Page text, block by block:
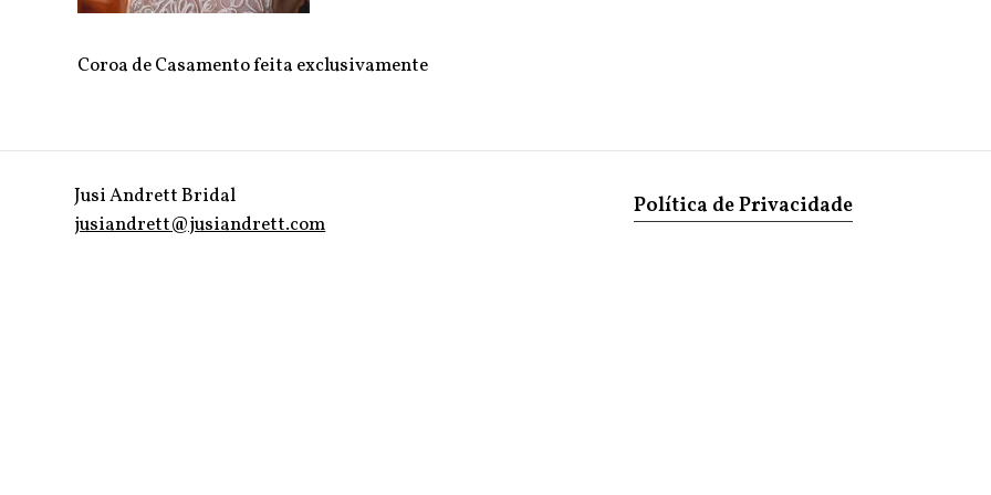
Coroa de Casamento feita exclusivamente
Jusi Andrett Bridal
jusiandrett@jusiandrett.com
Política de Privacidade